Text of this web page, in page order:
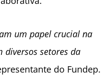
um papel crucial na
diversos setores da
do Fundep.